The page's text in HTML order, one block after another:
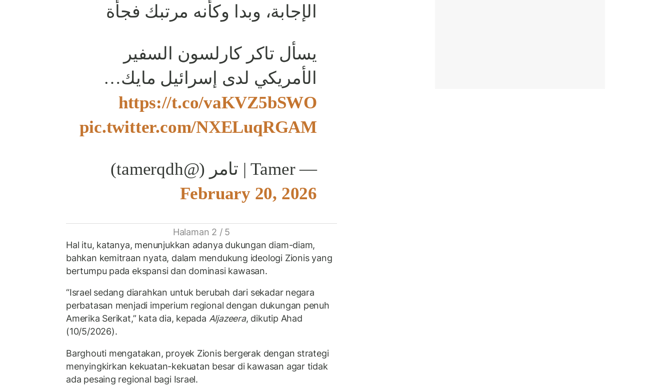
الإجابة، وبدا وكأنه مرتبك فجأة
يسأل تاكر كارلسون السفير
الأمريكي لدى إسرائيل مايك…
https://t.co/vaKVZ5bSWO
pic.twitter.com/NXELuqRGAM
— Tamer | تامر (@tamerqdh)
February 20, 2026
Halaman 2 / 5
Hal itu, katanya, menunjukkan adanya dukungan diam-diam,
bahkan kemitraan nyata, dalam mendukung ideologi Zionis yang
bertumpu pada ekspansi dan dominasi kawasan.
“Israel sedang diarahkan untuk berubah dari sekadar negara
perbatasan menjadi imperium regional dengan dukungan penuh
Amerika Serikat,” kata dia, kepada Aljazeera, dikutip Ahad
(10/5/2026).
Barghouti mengatakan, proyek Zionis bergerak dengan strategi
menyingkirkan kekuatan-kekuatan besar di kawasan agar tidak
ada pesaing regional bagi Israel.